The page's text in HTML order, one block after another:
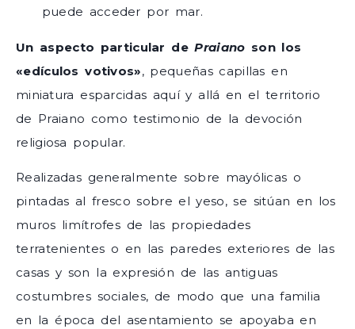
puede acceder por mar.
Un aspecto particular dePraiano son los
«edículos votivos», pequeñas capillas en
miniatura esparcidas aquí y allá en el territorio
de Praiano como testimonio de la devoción
religiosa popular.
Realizadas generalmente sobre mayólicas o
pintadas al fresco sobre el yeso, se sitúan en los
muros limítrofes de las propiedades
terratenientes o en las paredes exteriores de las
casas y son la expresión de las antiguas
costumbres sociales, de modo que una familia
en la época del asentamiento se apoyaba en